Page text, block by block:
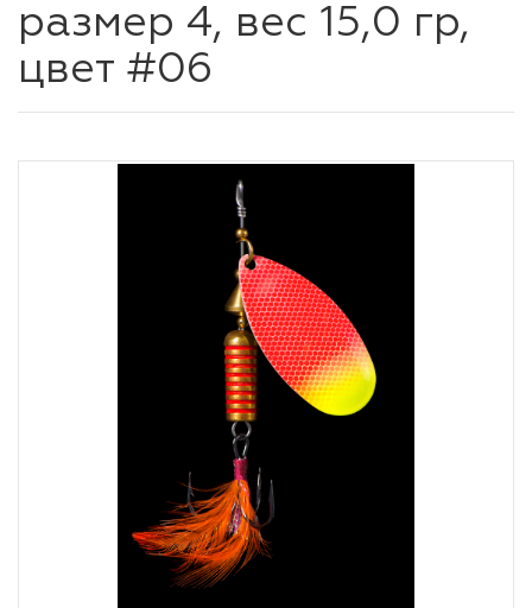
размер 4, вес 15,0 гр,
цвет #06